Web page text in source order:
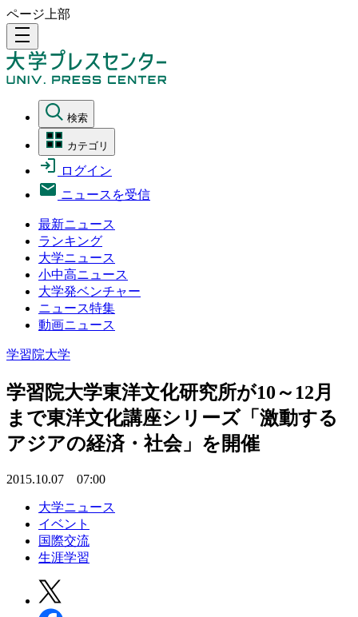
ページ上部
density_medium
検索
カテゴリ
ログイン
ニュースを受信
最新ニュース
ランキング
大学ニュース
小中高ニュース
大学発ベンチャー
ニュース特集
動画ニュース
学習院大学
学習院大学東洋文化研究所が10～12月
まで東洋文化講座シリーズ「激動する
アジアの経済・社会」を開催
2015.10.07 07:00
大学ニュース
イベント
国際交流
生涯学習